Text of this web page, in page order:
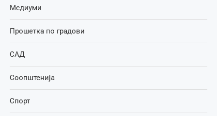
Медиуми
Прошетка по градови
САД
Соопштенија
Спорт